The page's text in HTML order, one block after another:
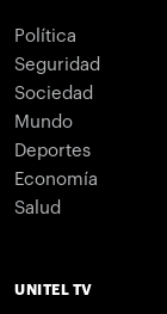
Política
Seguridad
Sociedad
Mundo
Deportes
Economía
Salud
UNITEL TV